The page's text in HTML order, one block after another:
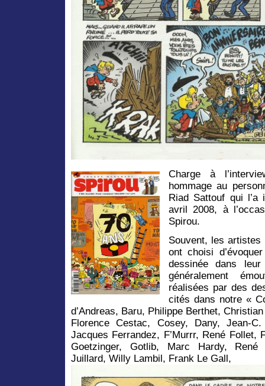
Charge à
hommage au
Riad Sattouf qui l’a
avril 2008, à
Spirou.
Souvent, les
ont choisi
dessinée dans
généralement
réalisées par des
cités dans notre «
d’Andreas, Baru, Philippe Berthet,
Florence Cestac, Cosey, Dany, Jean-
Jacques Ferrandez, F’Murrr, René Follet,
Goetzinger, Gotlib, Marc Hardy, René
Juillard, Willy Lambil, Frank Le Gall,